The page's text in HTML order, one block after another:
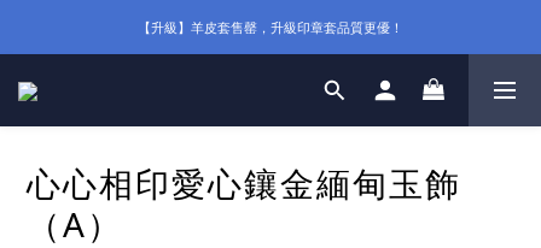
【升級】羊皮套售罄，升級印章套品質更優！
心心相印愛心鑲金緬甸玉飾
（A）